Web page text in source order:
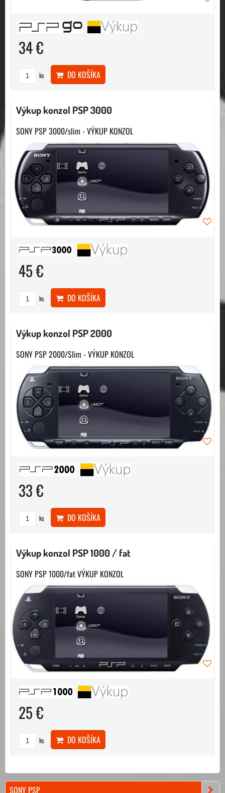
34 €
ks DO KOŠÍKA
Výkup konzol PSP 3000
SONY PSP 3000/slim - VÝKUP KONZOL
45 €
ks DO KOŠÍKA
Výkup konzol PSP 2000
SONY PSP 2000/Slim - VÝKUP KONZOL
33 €
ks DO KOŠÍKA
Výkup konzol PSP 1000 / fat
SONY PSP 1000/fat VÝKUP KONZOL
25 €
ks DO KOŠÍKA
SONY PSP